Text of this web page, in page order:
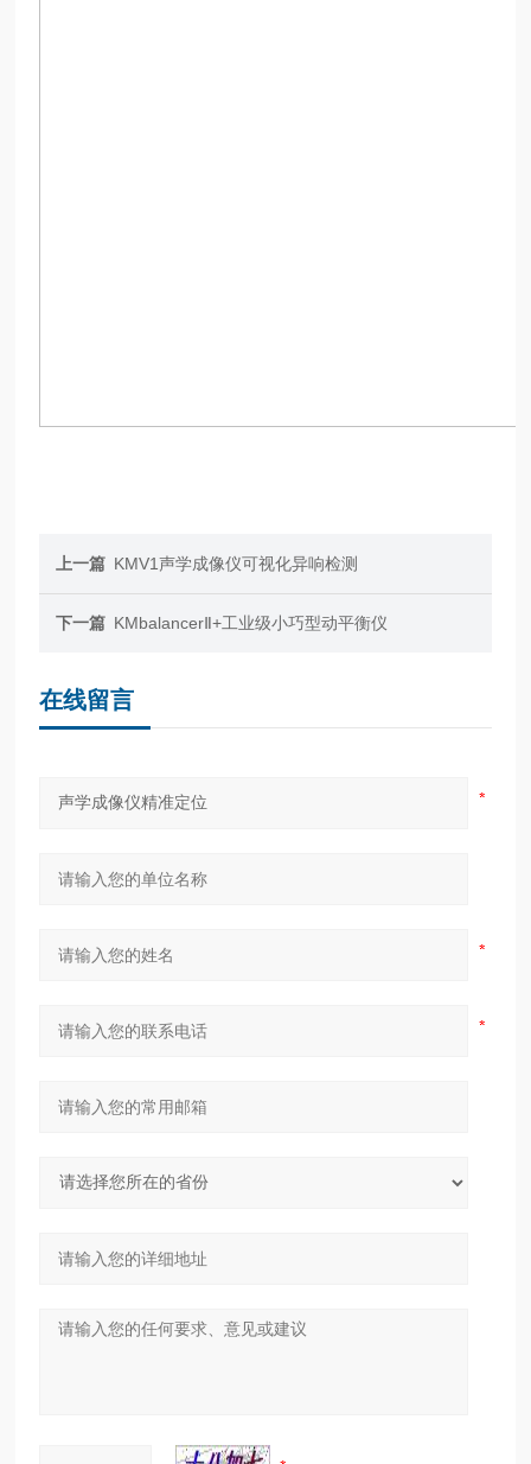
上一篇 KMV1声学成像仪可视化异响检测
下一篇 KMbalancerⅡ+工业级小巧型动平衡仪
在线留言